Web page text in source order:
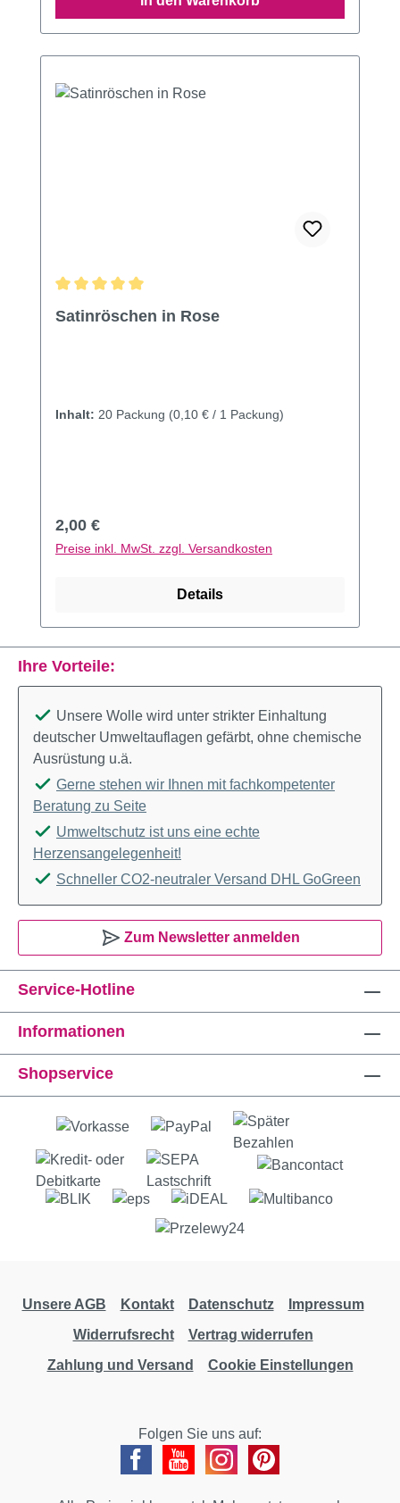
Satinröschen in Rose
Inhalt: 20 Packung (0,10 € / 1 Packung)
Regulärer Preis:
2,00 €
Preise inkl. MwSt. zzgl. Versandkosten
Details
Service-Hotline
Informationen
Shopservice
Ihre Vorteile:
Unsere Wolle wird unter strikter Einhaltung
deutscher Umweltauflagen gefärbt, ohne chemische
Ausrüstung u.ä.
Gerne stehen wir Ihnen mit fachkompetenter
Beratung zu Seite
Umweltschutz ist uns eine echte
Herzensangelegenheit!
Schneller CO2-neutraler Versand DHL GoGreen
Zum Newsletter anmelden
Unsere AGB Kontakt Datenschutz
Impressum
Widerrufsrecht
Vertrag widerrufen
Zahlung und Versand
Cookie Einstellungen
Folgen Sie uns auf: